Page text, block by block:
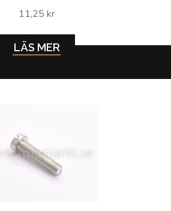
11,25 kr
LÄS MER